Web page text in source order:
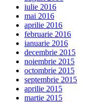
iulie 2016
mai 2016
aprilie 2016
februarie 2016
ianuarie 2016
decembrie 2015
noiembrie 2015
octombrie 2015
septembrie 2015
aprilie 2015
martie 2015